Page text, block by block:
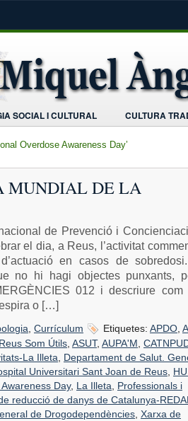
SOCIAL I CULTURAL CULTURA
Overdose Awareness Day’
MUNDIAL DE LA
de Prevenció i
el dia, a Reus, l’activitat
en casos de
no hi hagi objectes punxants,
012 i descriure com
o […]
Currículum Etiquetes: APDO
Som Útils, ASUT, AUPA'M,
La Illeta, Departament de Salut.
Universitari Sant Joan de Reus,
Day, La Illeta, Professionals i
reducció de danys de Catalunya-
de Drogodependències, Xarxa de